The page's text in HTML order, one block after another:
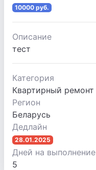
10000 руб.
Описание
тест
Категория
Квартирный ремонт
Регион
Беларусь
Дедлайн
28.01.2025
Дней на выполнение
5